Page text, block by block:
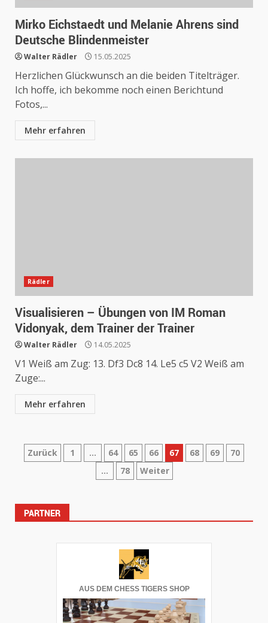
Mirko Eichstaedt und Melanie Ahrens sind
Deutsche Blindenmeister
Walter Rädler 15.05.2025
Herzlichen Glückwunsch an die beiden Titelträger.
Ich hoffe, ich bekomme noch einen Berichtund
Fotos,...
Mehr erfahren
Rädler
Visualisieren – Übungen von IM Roman
Vidonyak, dem Trainer der Trainer
Walter Rädler 14.05.2025
V1 Weiß am Zug: 13. Df3 Dc8 14. Le5 c5 V2 Weiß am
Zuge:...
Mehr erfahren
Seitennummerierung
Beiträge
Zurück 1 … 64 65 66 67 68 69
70
…
78 Weiter
PARTNER
AUS DEM CHESS TIGERS SHOP